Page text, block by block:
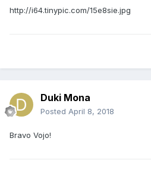
http://i64.tinypic.com/15e8sie.jpg
Duki Mona
Posted April 8, 2018
Bravo Vojo!